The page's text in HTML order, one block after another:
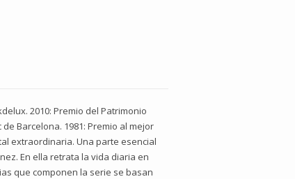
2010: Premio del Patrimonio
Barcelona. 1981: Premio al mejor
extraordinaria. Una parte esencial
En ella retrata la vida diaria en
que componen la serie se basan